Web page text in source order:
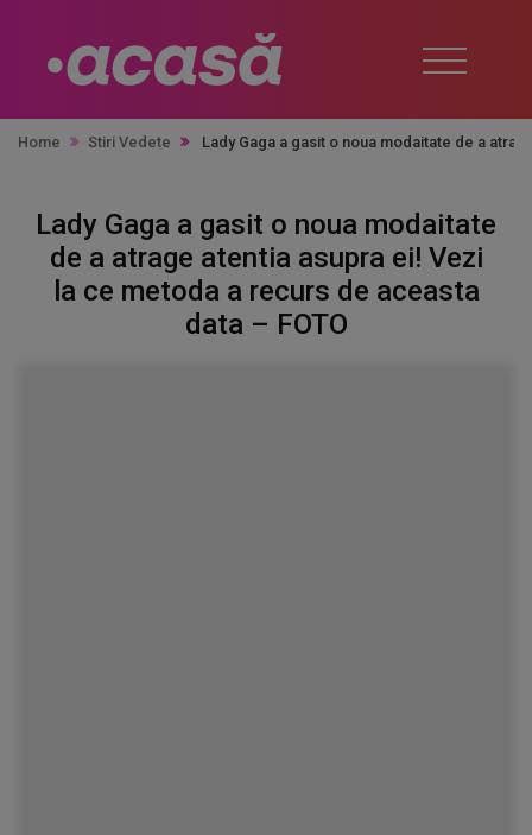
Home Stiri Vedete Lady Gaga a gasit o noua modaitate de a
Lady Gaga a gasit o noua modaitate
de a atrage atentia asupra ei! Vezi
la ce metoda a recurs de aceasta
data – FOTO